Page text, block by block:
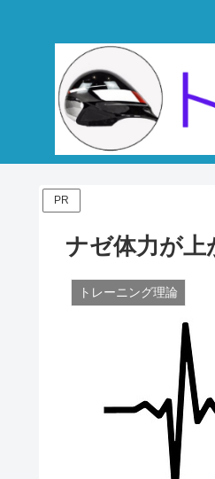
PR
ナゼ体力が上
トレーニング理論